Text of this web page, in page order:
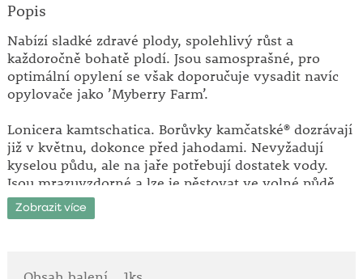
Popis
Nabízí sladké zdravé plody, spolehlivý růst a
každoročně bohatě plodí. Jsou samosprašné, pro
optimální opylení se však doporučuje vysadit navíc
opylovače jako ’Myberry Farm’.
Lonicera kamtschatica. Borůvky kamčatské® dozrávají
již v květnu, dokonce před jahodami. Nevyžadují
kyselou půdu, ale na jaře potřebují dostatek vody.
Jsou mrazuvzdorné a lze je pěstovat ve volné půdě
nebo v květináčích.
Zobrazit více